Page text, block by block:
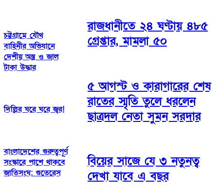
চট্টগ্রামে যৌথ
বাহিনীর অভিযানে
দেশীয় অস্ত্র ও জাল
টাকা উদ্ধার
দিল্লির ঘরে ঘরে জ্বর!
বাংলাদেশের গুরুত্বপূর্ণ
সংস্কারে পাশে থাকবে
জাতিসংঘ: গুতেরেস
রাজধানীতে ২৪ ঘণ্টায় ৪৮৫
গ্রেপ্তার, মামলা ৫০
৫ আগস্ট ও কারাগারের শেষ
রাতের স্মৃতি তুলে ধরলেন
ছাত্রদল নেতা সুমন সরদার
বিয়ের সাজে যে ৩ নতুনত্ব
দেখা যাবে এ বছর